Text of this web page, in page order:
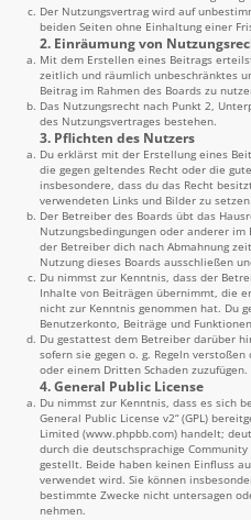
Der Nutzungsvertrag wird auf
beiden Seiten ohne Einhaltung einer
2. Einräumung von
Mit dem Erstellen eines Beitrags
zeitlich und räumlich unbeschränktes
Beitrag im Rahmen des Boards zu
Das Nutzungsrecht nach Punkt 2,
des Nutzungsvertrages bestehen.
3. Pflichten des Nutzers
Du erklärst mit der Erstellung eines
die gegen geltendes Recht oder die
insbesondere, dass du das Recht
verwendeten Links und Bilder zu
Der Betreiber des Boards übt das
Nutzungsbedingungen oder anderer
der Betreiber dich nach Abmahnung
Nutzung dieses Boards ausschließen
Du nimmst zur Kenntnis, dass der
Inhalte von Beiträgen übernimmt, die
nicht zur Kenntnis genommen hat. Du
Benutzerkonto, Beiträge und
Du gestattest dem Betreiber darüber
sofern sie gegen o. g. Regeln
oder einem Dritten Schaden zuzufügen.
4. General Public License
Du nimmst zur Kenntnis, dass es sich
General Public License v2“ (GPL)
Limited (www.phpbb.com) handelt;
durch die deutschsprachige
gestellt. Beide haben keinen Einfluss
verwendet wird. Sie können
bestimmte Zwecke nicht untersagen
nehmen.